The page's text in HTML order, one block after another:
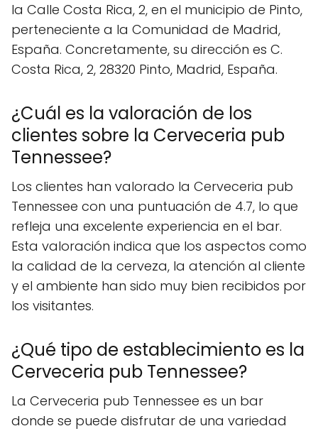
la Calle Costa Rica, 2, en el municipio de Pinto,
perteneciente a la Comunidad de Madrid,
España. Concretamente, su dirección es C.
Costa Rica, 2, 28320 Pinto, Madrid, España.
¿Cuál es la valoración de los
clientes sobre la Cerveceria pub
Tennessee?
Los clientes han valorado la Cerveceria pub
Tennessee con una puntuación de 4.7, lo que
refleja una excelente experiencia en el bar.
Esta valoración indica que los aspectos como
la calidad de la cerveza, la atención al cliente
y el ambiente han sido muy bien recibidos por
los visitantes.
¿Qué tipo de establecimiento es la
Cerveceria pub Tennessee?
La Cerveceria pub Tennessee es un bar
donde se puede disfrutar de una variedad